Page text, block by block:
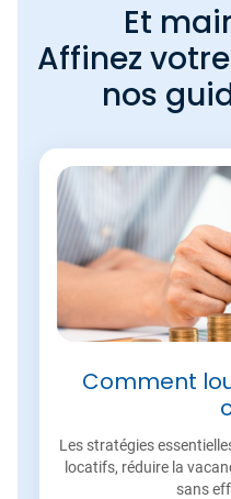
Et
Affinez
nos
Comment
Les stratégies
locatifs, réduire la
sans